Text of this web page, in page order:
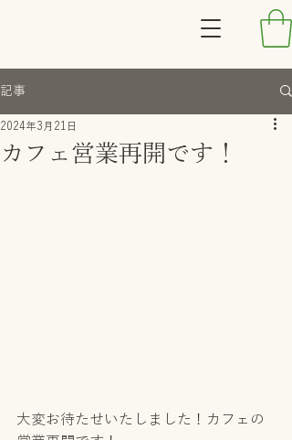
記事
カフェ営業再開です！
2024年3月21日
大変お待たせいたしました！カフェの